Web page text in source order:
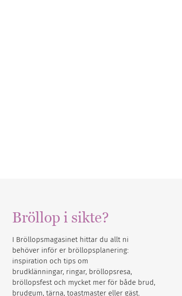
Bröllop i sikte?
I Bröllopsmagasinet hittar du allt ni
behöver inför er bröllopsplanering:
inspiration och tips om
brudklänningar, ringar, bröllopsresa,
bröllopsfest och mycket mer för både brud,
brudgum, tärna, toastmaster eller gäst.